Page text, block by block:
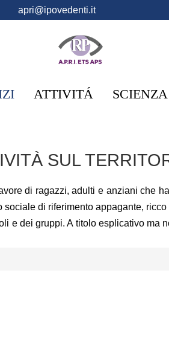
apri@ipovedenti.it
ATTIVITÁ SCIENZA
SUL
di ragazzi, adulti e anziani che
di riferimento appagante,
e dei gruppi. A titolo esplicativo ma